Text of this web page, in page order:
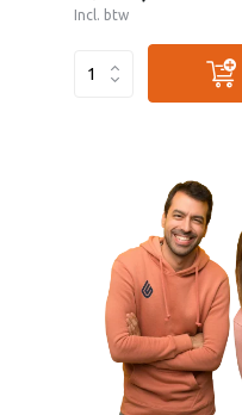
Incl. btw